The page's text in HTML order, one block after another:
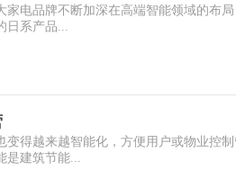
电品牌不断加深在高端智能领域的布局
日系产品...
得越来越智能化，方便用户或物业控制
是建筑节能...